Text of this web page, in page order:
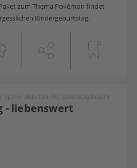
zum Thema Pokémon findet
Kindergeburtstag.
- liebenswert
Spinne Widerlich. Der Geburtstagsbesuch